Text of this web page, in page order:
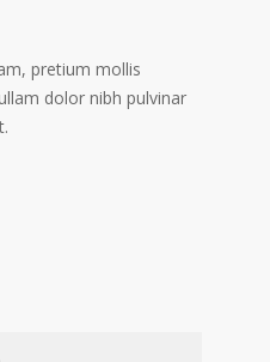
pretium mollis
dolor nibh pulvinar